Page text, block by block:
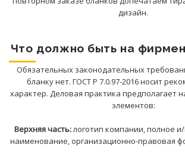
дизайн.
Что должно быть на
Обязательных законодательных
бланку нет. ГОСТ Р 7.0.97-2016 носит
характер. Деловая практика предполагает
элементов:
Верхняя часть:логотип компании, полное
наименование, организационно-правовая